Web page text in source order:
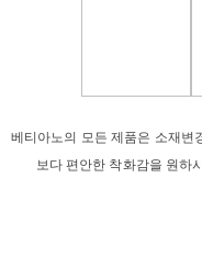
베티아노의 모든 제품은 소재변
보다 편안한 착화감을 원하